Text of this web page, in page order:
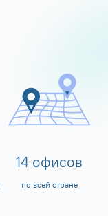
14 офисов
по всей стране